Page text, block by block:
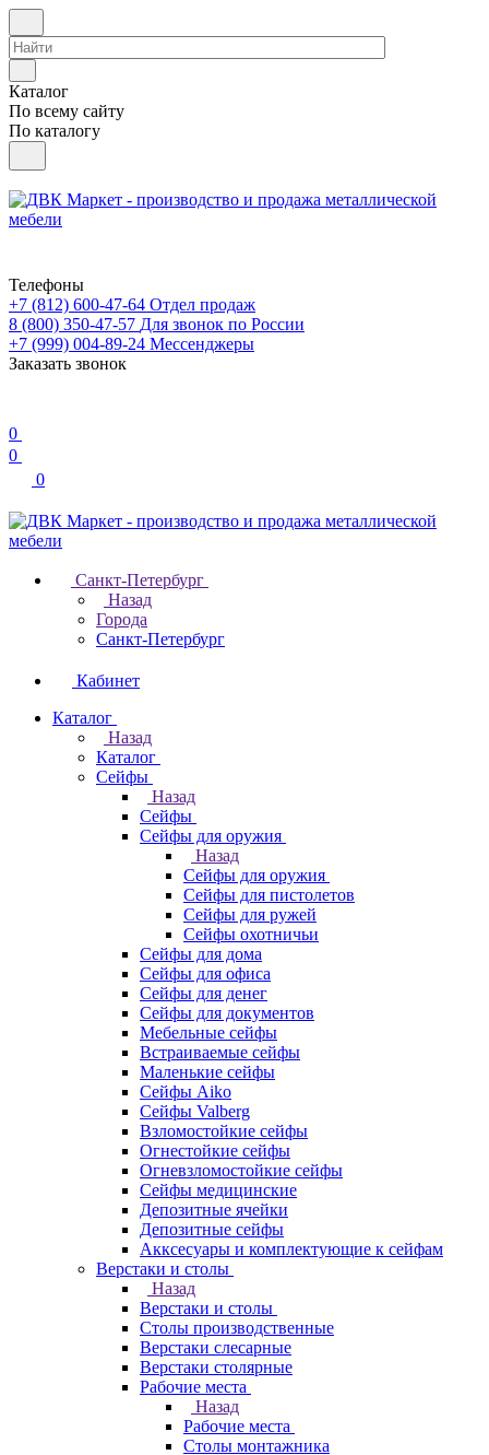
Каталог
По всему сайту
По каталогу
Телефоны
+7 (812) 600-47-64 Отдел продаж
8 (800) 350-47-57 Для звонок по России
+7 (999) 004-89-24 Мессенджеры
Заказать звонок
0
0
0
Санкт-Петербург
Назад
Города
Санкт-Петербург
Кабинет
Каталог
Назад
Каталог
Cейфы
Назад
Cейфы
Cейфы для оружия
Назад
Cейфы для оружия
Сейфы для пистолетов
Сейфы для ружей
Сейфы охотничьи
Cейфы для дома
Cейфы для офиса
Сейфы для денег
Сейфы для документов
Мебельные сейфы
Встраиваемые сейфы
Маленькие сейфы
Сейфы Aiko
Сейфы Valberg
Взломостойкие сейфы
Огнестойкие сейфы
Огневзломостойкие сейфы
Сейфы медицинские
Депозитные ячейки
Депозитные сейфы
Акксесуары и комплектующие к сейфам
Верстаки и столы
Назад
Верстаки и столы
Столы производственные
Верстаки слесарные
Верстаки столярные
Рабочие места
Назад
Рабочие места
Столы монтажника